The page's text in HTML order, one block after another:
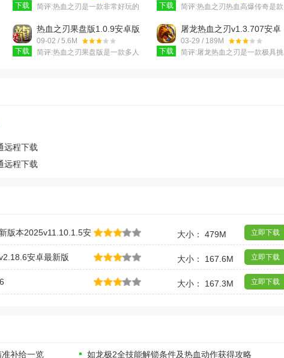
下载
简评:热血之刃是一款非常好玩的
致的打击感，具有轻松简单的游
戏操作。所有装备都带套
下载
简评:热血之刃热血高爆传奇是款
全新2D渲染的高清画面带你不一
样的视觉体验，高爆率
下载
热血之刃果盘版1.0.9安卓版
09-02 / 5.6M
简评:热血之刃果盘版是一款多人
下载
屠龙热血之刃v1.3.707安卓
版
03-29 / 189M
简评:屠龙热血之刃是一款极具挑
远程下载
远程下载
版本2025v11.10.1.5安 大小： 479M 立即下载
安卓最新版 大小： 167.6M 立即下载
大小： 167.3M 立即下载
补给一览 如龙极2全技能解锁条件及热血动作获得攻略